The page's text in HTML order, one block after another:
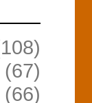
(67)
(66)